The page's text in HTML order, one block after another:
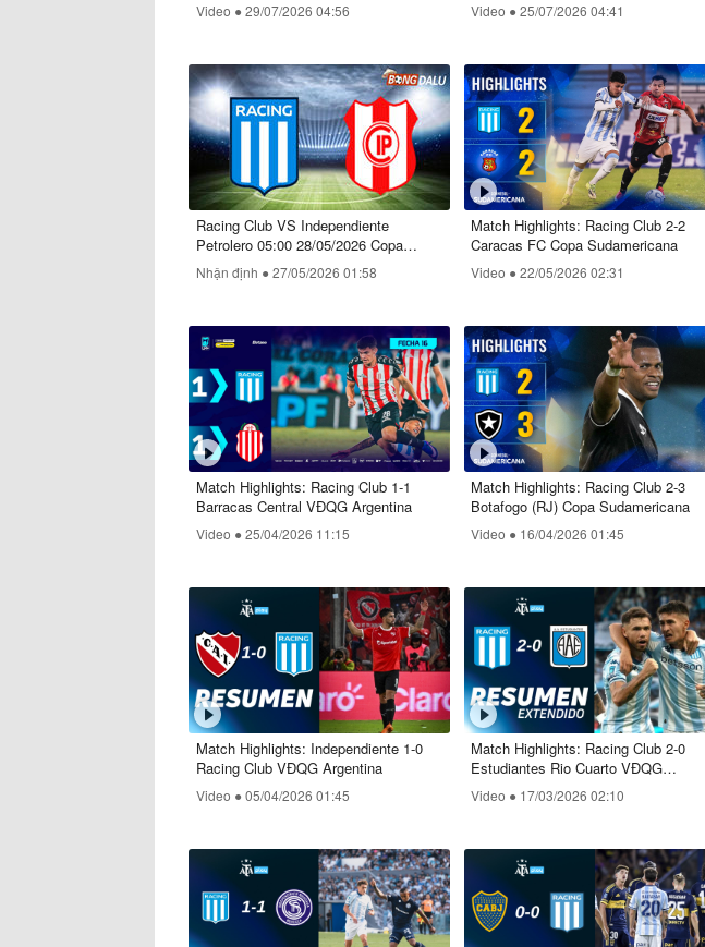
Video ●29/07/2026 04:56 Video ●25/07/2026 04:41
Racing Club VS Independiente
Petrolero 05:00 28/05/2026 Copa
Sudamericana
Nhận định ●27/05/2026 01:58
Match Highlights: Racing Club 2-2
Caracas FC Copa Sudamericana
Video ●22/05/2026 02:31
Match Highlights: Racing Club 1-1
Barracas Central VĐQG Argentina
Video ●25/04/2026 11:15
Match Highlights: Racing Club 2-3
Botafogo (RJ) Copa Sudamericana
Video ● 16/04/2026 01:45
Match Highlights: Independiente 1-0
Racing Club VĐQG Argentina
Video ●05/04/2026 01:45
Match Highlights: Racing Club 2-0
Estudiantes Rio Cuarto VĐQG
Argentina
Video ● 17/03/2026 02:10